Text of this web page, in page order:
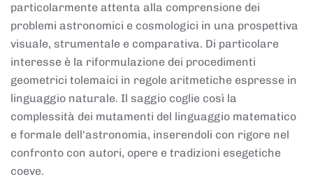
particolarmente attenta alla comprensione dei
problemi astronomici e cosmologici in una prospettiva
visuale, strumentale e comparativa. Di particolare
interesse è la riformulazione dei procedimenti
geometrici tolemaici in regole aritmetiche espresse in
linguaggio naturale. Il saggio coglie così la
complessità dei mutamenti del linguaggio matematico
e formale dell'astronomia, inserendoli con rigore nel
confronto con autori, opere e tradizioni esegetiche
coeve.